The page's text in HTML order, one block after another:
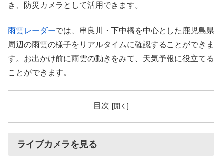
き、防災カメラとして活用できます。
雨雲レーダーでは、串良川・下中橋を中心とした鹿児島県
周辺の雨雲の様子をリアルタイムに確認することができま
す。お出かけ前に雨雲の動きをみて、天気予報に役立てる
ことができます。
目次
ライブカメラを見る